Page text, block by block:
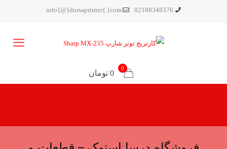
02188348376
info{@}dorsaprinter{.}com
0
0 تومان